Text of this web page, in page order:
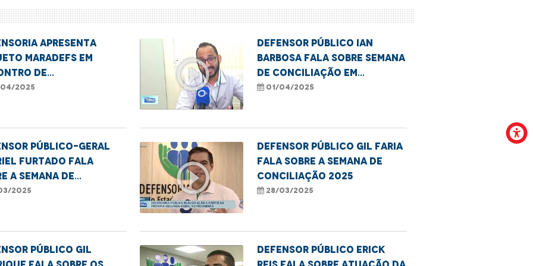
apresenta
MaraDefs em
de
2025 play_circle_outline
DEFENSOR PÚBLICO IAN
BARBOSA FALA SOBRE SEMANA
DE CONCILIAÇÃO EM
PRESIDENTE DUTRA
01/04/2025
público-geral
Furtado fala
a Semana de
2025 play_circle_outline
Defensor público Gil Faria
fala sobre a Semana de
Conciliação 2025
28/03/2025
público Gil
Defensor público Erick